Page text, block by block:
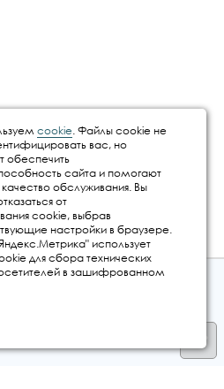
© 2026
cookie. Файлы cookie не
вас, но
обеспечить
сайта и помогают
обслуживания. Вы
от
cookie, выбрав
настройки в браузере.
использует
для сбора технических
в зашифрованном